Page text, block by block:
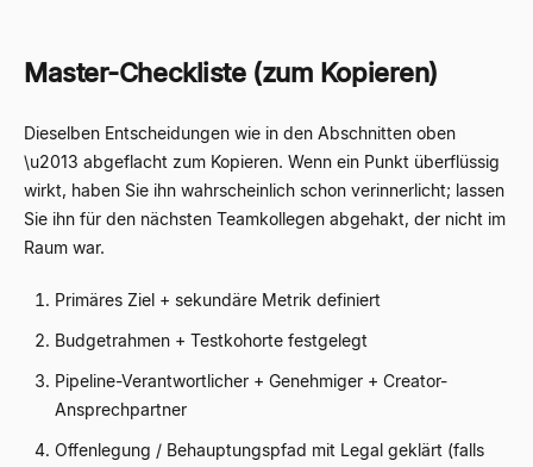
Master-Checkliste (zum Kopieren)
Dieselben Entscheidungen wie in den Abschnitten oben
\u2013 abgeflacht zum Kopieren. Wenn ein Punkt überflüssig
wirkt, haben Sie ihn wahrscheinlich schon verinnerlicht; lassen
Sie ihn für den nächsten Teamkollegen abgehakt, der nicht im
Raum war.
Primäres Ziel + sekundäre Metrik definiert
Budgetrahmen + Testkohorte festgelegt
Pipeline-Verantwortlicher + Genehmiger + Creator-
Ansprechpartner
Offenlegung / Behauptungspfad mit Legal geklärt (falls